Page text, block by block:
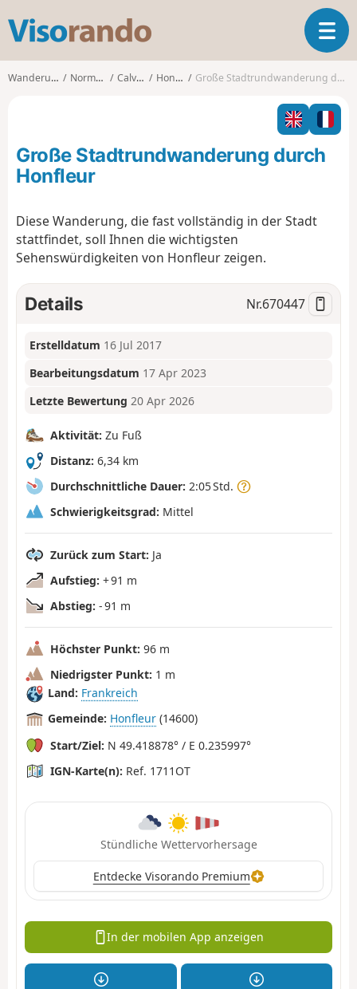
s
o
o
T
o
g
l
n
n
Wanderungen Normandie Calvados Honfleur Große Stadtrundwanderung durch Honfleur
Große Stadtrundwanderung durch
Honfleur
Diese Wanderung, die fast vollständig in der Stadt
stattfindet, soll Ihnen die wichtigsten
Sehenswürdigkeiten von Honfleur zeigen.
Details Nr.670447
Erstelldatum 16 Jul 2017
Bearbeitungsdatum 17 Apr 2023
Letzte Bewertung 20 Apr 2026
Aktivität: Zu Fuß
Distanz: 6,34 km
Durchschnittliche Dauer: 2:05 Std.
Schwierigkeitsgrad: Mittel
Zurück zum Start: Ja
Aufstieg: + 91 m
Abstieg: - 91 m
Höchster Punkt: 96 m
Niedrigster Punkt: 1 m
Land: Frankreich
Gemeinde: Honfleur (14600)
Start/Ziel: N 49.418878° / E 0.235997°
IGN-Karte(n): Ref. 1711OT
Stündliche Wettervorhersage
Entdecke Visorando Premium
In der mobilen App anzeigen